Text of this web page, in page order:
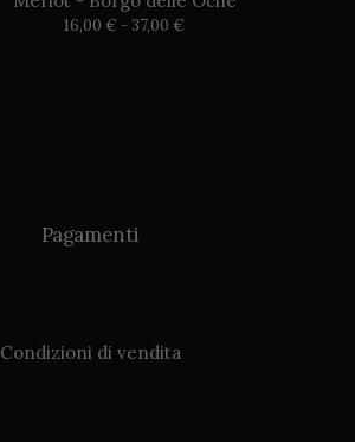
16,00 € - 37,00 €Fascia
Pagamenti
Condizioni di vendita